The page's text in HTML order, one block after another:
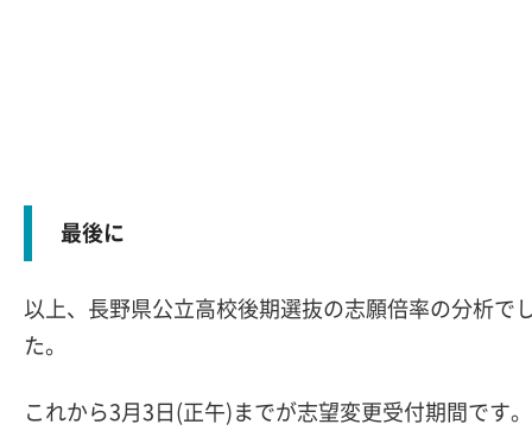
最後に
以上、長野県公立高校後期選抜の志願倍率の分析で
た。
これから3月3日(正午)までが志望変更受付期間です。